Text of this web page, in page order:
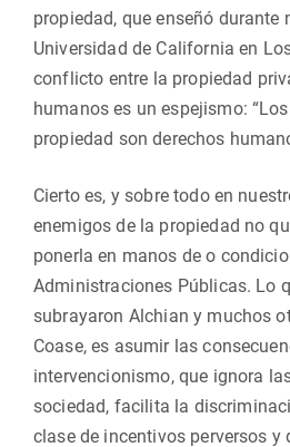
propiedad, que enseñó durante
Universidad de California en
conflicto entre la propiedad
humanos es un espejismo:
propiedad son derechos
Cierto es, y sobre todo en
enemigos de la propiedad no
ponerla en manos de o
Administraciones Públicas. Lo
subrayaron Alchian y muchos
Coase, es asumir las
intervencionismo, que ignora
sociedad, facilita la
clase de incentivos perversos y